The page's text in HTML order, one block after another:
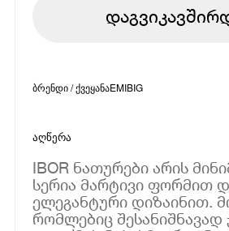
ბრენდი / ქვეყანაEMIBIG
აღწერა
IBOR ნათურები არის
სერია მარტივი ფორმით
ელეგანტური დიზაინით.
რომლებიც შესანიშნავად